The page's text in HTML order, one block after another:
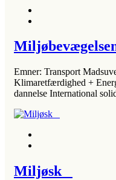
Emner: Transport
Klimaretfærdighed +
dannelse International
Miljøsk